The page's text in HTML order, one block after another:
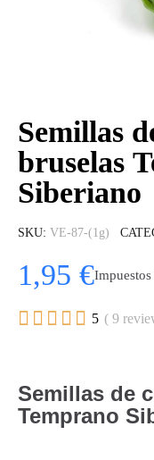
Semillas
bruselas
Siberiano
SKU VE-87-(1g)
1,95 €
     5 ( 9
Semillas de
Temprano